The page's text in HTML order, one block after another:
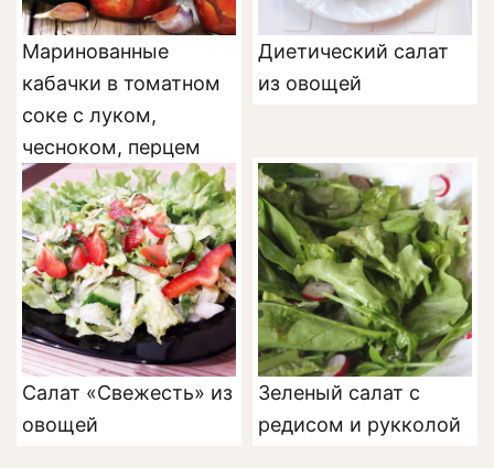
Маринованные
кабачки в томатном
соке с луком,
чесноком, перцем
Диетический салат
из овощей
Салат «Свежесть» из
овощей
Зеленый салат с
редисом и рукколой